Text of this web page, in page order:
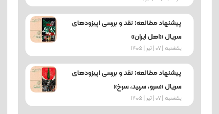
پیشنهاد مطالعه: نقد و بررسی اپیزودهای
سریال «اهل ایران»
یکشنبه | 07 | تیر | 1405
پیشنهاد مطالعه: نقد و بررسی اپیزودهای
سریال «سرو، سپید، سرخ»
یکشنبه | 07 | تیر | 1405